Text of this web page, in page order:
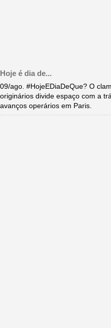
Hoje é dia de...
09/ago. #HojeEDiaDeQue? O
originários divide espaço com a
avanços operários em Paris.